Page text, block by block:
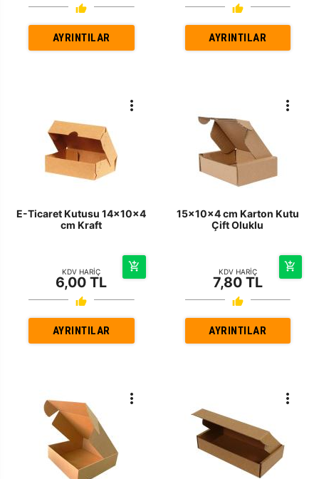
AYRINTILAR AYRINTILAR
E-Ticaret Kutusu 14x10x4
cm Kraft
KDV HARİÇ
6,00 TL
AYRINTILAR
15x10x4 cm Karton Kutu
Çift Oluklu
KDV HARİÇ
7,80 TL
AYRINTILAR